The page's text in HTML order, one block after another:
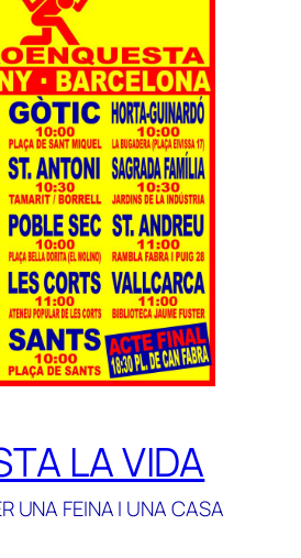
LA VIDA
UNA FEINA I UNA CASA